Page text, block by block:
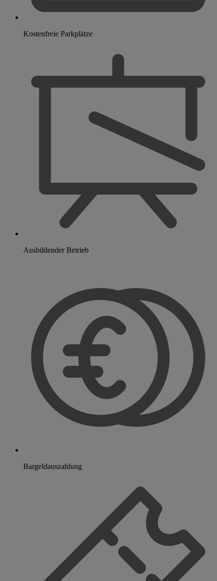
Kostenfreie Parkplätze
Ausbildender Betrieb
Bargeldauszahlung